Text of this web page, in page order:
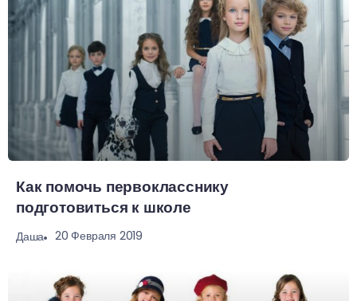
Как помочь первокласснику
подготовиться к школе
Даша 20 Февраля 2019